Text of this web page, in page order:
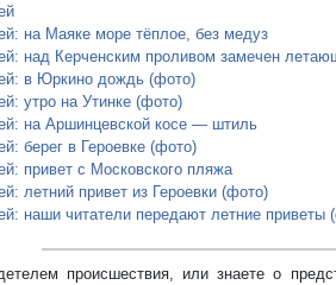
на Маяке море тёплое, без медуз
над Керченским проливом замечен
в Юркино дождь (фото)
утро на Утинке (фото)
на Аршинцевской косе — штиль
берег в Героевке (фото)
привет с Московского пляжа
летний привет из Героевки (фото)
наши читатели передают летние приветы
происшествия, или знаете о